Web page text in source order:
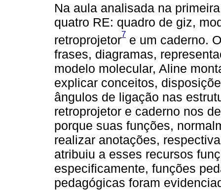
Na aula analisada na
quatro RE: quadro de giz,
retroprojetor7 e um caderno.
frases, diagramas,
modelo molecular, Aline
explicar conceitos,
ângulos de ligação nas
retroprojetor e caderno nos
porque suas funções,
realizar anotações,
atribuiu a esses recursos
especificamente, funções
pedagógicas foram